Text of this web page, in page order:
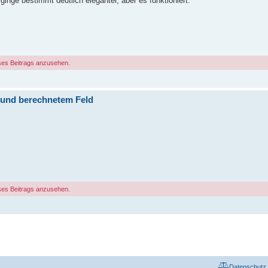
Beitrags anzusehen.
berechnetem Feld
Beitrags anzusehen.